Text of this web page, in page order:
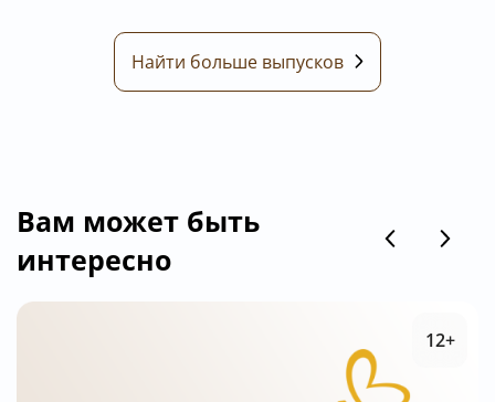
Найти больше выпусков
Вам может быть
интересно
12+